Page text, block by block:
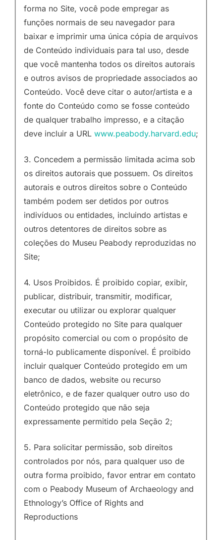
forma no Site, você pode empregar as
funções normais de seu navegador para
baixar e imprimir uma única cópia de arquivos
de Conteúdo individuais para tal uso, desde
que você mantenha todos os direitos autorais
e outros avisos de propriedade associados ao
Conteúdo. Você deve citar o autor/artista e a
fonte do Conteúdo como se fosse conteúdo
de qualquer trabalho impresso, e a citação
deve incluir a URL www.peabody.harvard.edu;
3. Concedem a permissão limitada acima sob
os direitos autorais que possuem. Os direitos
autorais e outros direitos sobre o Conteúdo
também podem ser detidos por outros
indivíduos ou entidades, incluindo artistas e
outros detentores de direitos sobre as
coleções do Museu Peabody reproduzidas no
Site;
4. Usos Proibidos. É proibido copiar, exibir,
publicar, distribuir, transmitir, modificar,
executar ou utilizar ou explorar qualquer
Conteúdo protegido no Site para qualquer
propósito comercial ou com o propósito de
torná-lo publicamente disponível. É proibido
incluir qualquer Conteúdo protegido em um
banco de dados, website ou recurso
eletrônico, e de fazer qualquer outro uso do
Conteúdo protegido que não seja
expressamente permitido pela Seção 2;
5. Para solicitar permissão, sob direitos
controlados por nós, para qualquer uso de
outra forma proibido, favor entrar em contato
com o Peabody Museum of Archaeology and
Ethnology’s Office of Rights and
Reproductions